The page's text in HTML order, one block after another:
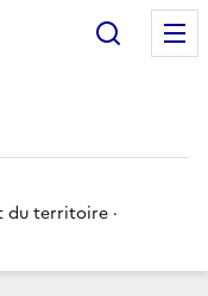
du territoire ·